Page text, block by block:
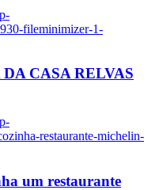
fileminimizer-1-
CASA RELVAS
restaurante-michelin-
um restaurante